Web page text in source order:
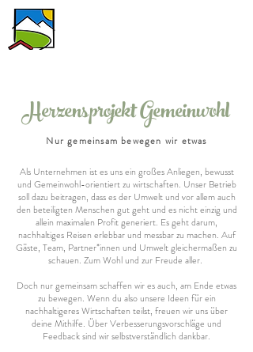
Herzensprojekt Gemeinwohl
Nur gemeinsam bewegen wir etwas
Als Unternehmen ist es uns ein großes Anliegen, bewusst
und Gemeinwohl-orientiert zu wirtschaften. Unser Betrieb
soll dazu beitragen, dass es der Umwelt und vor allem auch
den beteiligten Menschen gut geht und es nicht einzig und
allein maximalen Profit generiert. Es geht darum,
nachhaltiges Reisen erlebbar und messbar zu machen. Auf
Gäste, Team, Partner*innen und Umwelt gleichermaßen zu
schauen. Zum Wohl und zur Freude aller.
Doch nur gemeinsam schaffen wir es auch, am Ende etwas
zu bewegen. Wenn du also unsere Ideen für ein
nachhaltigeres Wirtschaften teilst, freuen wir uns über
deine Mithilfe. Über Verbesserungsvorschläge und
Feedback sind wir selbstverständlich dankbar.